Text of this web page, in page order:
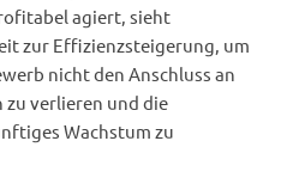
agiert, sieht
zur Effizienzsteigerung, um
nicht den Anschluss an
verlieren und die
Wachstum zu